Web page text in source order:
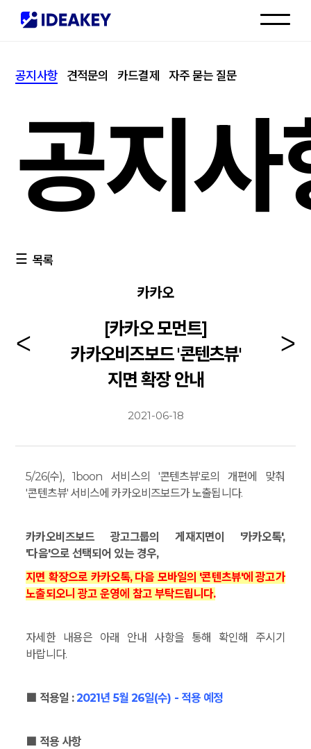
고객센터
공지사항 견적문의 카드결제 자주 묻는 질문
공지사
목록
카카오
[카카오 모먼트]
카카오비즈보드 '콘텐츠뷰'
지면 확장 안내
2021-06-18
5/26(수), 1boon 서비스의 '콘텐츠뷰'로의 개편에 맞춰
'콘텐츠뷰' 서비스에 카카오비즈보드가 노출됩니다.
카카오비즈보드 광고그룹의 게재지면이 '카카오톡',
'다음'으로 선택되어 있는 경우,
지면 확장으로 카카오톡, 다음 모바일의 '콘텐츠뷰'에 광고가
노출되오니 광고 운영에 참고 부탁드립니다.
자세한 내용은 아래 안내 사항을 통해 확인해 주시기
바랍니다.
■ 적용일 :2021년 5월 26일(수) - 적용 예정
■ 적용 사항